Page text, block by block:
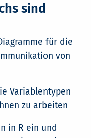
sind
für die
von
Variablentypen
zu arbeiten
in R ein und